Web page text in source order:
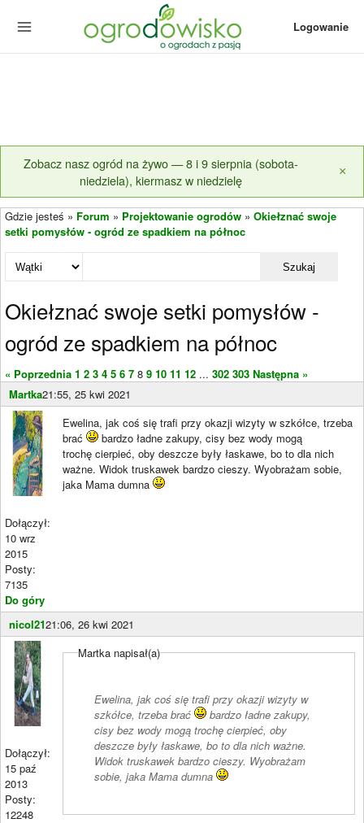
Logowanie
Zobacz nasz ogród na żywo — 8 i 9 sierpnia (sobota-
niedziela), kiermasz w niedzielę
×
Gdzie jesteś » Forum » Projektowanie ogrodów » Okiełznać swoje
setki pomysłów - ogród ze spadkiem na północ
Szukaj
Okiełznać swoje setki pomysłów -
ogród ze spadkiem na północ
« Poprzednia 1 2 3 4 5 6 7 8 9 10 11 12 ... 302 303 Następna »
Martka21:55, 25 kwi 2021
Dołączył:
10 wrz
2015
Posty:
7135
Do góry
Ewelina, jak coś się trafi przy okazji wizyty w szkółce, trzeba
brać
bardzo ładne zakupy, cisy bez wody mogą
trochę cierpieć, oby deszcze były łaskawe, bo to dla nich
ważne. Widok truskawek bardzo cieszy. Wyobrażam sobie,
jaka Mama dumna
nicol2121:06, 26 kwi 2021
Dołączył:
15 paź
2013
Posty:
12248
Martka napisał(a)
Ewelina, jak coś się trafi przy okazji wizyty w
szkółce, trzeba brać
bardzo ładne zakupy,
cisy bez wody mogą trochę cierpieć, oby
deszcze były łaskawe, bo to dla nich ważne.
Widok truskawek bardzo cieszy. Wyobrażam
sobie, jaka Mama dumna